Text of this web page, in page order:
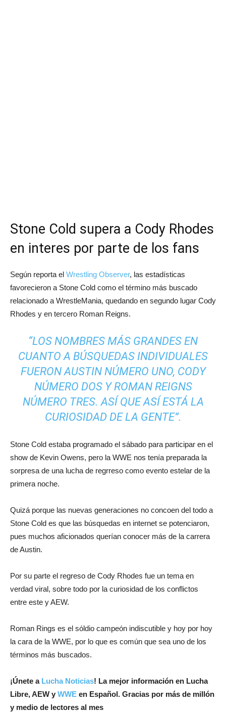
Stone Cold supera a Cody Rhodes
en interes por parte de los fans
Según reporta el Wrestling Observer, las estadísticas
favorecieron a Stone Cold como el término más buscado
relacionado a WrestleMania, quedando en segundo lugar Cody
Rhodes y en tercero Roman Reigns.
“LOS NOMBRES MÁS GRANDES EN
CUANTO A BÚSQUEDAS INDIVIDUALES
FUERON AUSTIN NÚMERO UNO, CODY
NÚMERO DOS Y ROMAN REIGNS
NÚMERO TRES. ASÍ QUE ASÍ ESTÁ LA
CURIOSIDAD DE LA GENTE”.
Stone Cold estaba programado el sábado para participar en el
show de Kevin Owens, pero la WWE nos tenía preparada la
sorpresa de una lucha de regrreso como evento estelar de la
primera noche.
Quizá porque las nuevas generaciones no concoen del todo a
Stone Cold es que las búsquedas en internet se potenciaron,
pues muchos aficionados querían conocer más de la carrera
de Austin.
Por su parte el regreso de Cody Rhodes fue un tema en
verdad viral, sobre todo por la curiosidad de los conflictos
entre este y AEW.
Roman Rings es el sóldio campeón indiscutible y hoy por hoy
la cara de la WWE, por lo que es común que sea uno de los
términos más buscados.
¡Únete a Lucha Noticias! La mejor información en Lucha
Libre, AEW y WWE en Español. Gracias por más de millón
y medio de lectores al mes